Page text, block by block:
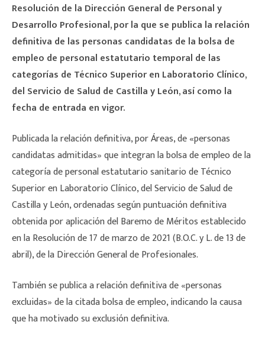
Resolución de la Dirección General de Personal y
Desarrollo Profesional, por la que se publica la relación
definitiva de las personas candidatas de la bolsa de
empleo de personal estatutario temporal de las
categorías de Técnico Superior en Laboratorio Clínico,
del Servicio de Salud de Castilla y León, así como la
fecha de entrada en vigor.
Publicada la relación definitiva, por Áreas, de «personas
candidatas admitidas» que integran la bolsa de empleo de la
categoría de personal estatutario sanitario de Técnico
Superior en Laboratorio Clínico, del Servicio de Salud de
Castilla y León, ordenadas según puntuación definitiva
obtenida por aplicación del Baremo de Méritos establecido
en la Resolución de 17 de marzo de 2021 (B.O.C. y L. de 13 de
abril), de la Dirección General de Profesionales.
También se publica a relación definitiva de «personas
excluidas» de la citada bolsa de empleo, indicando la causa
que ha motivado su exclusión definitiva.